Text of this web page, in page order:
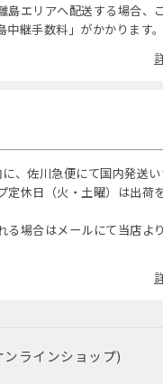
島エリアへ配送する場合、
継手数料」がかかります。
、佐川急便にて国内発送い
定休日（火・土曜）は出荷
場合はメールにて当店よ
ラインショップ)